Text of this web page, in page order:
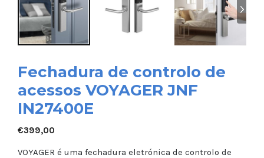
Fechadura de controlo de
acessos VOYAGER JNF
IN27400E
€399,00
VOYAGER é uma fechadura eletrónica de controlo de